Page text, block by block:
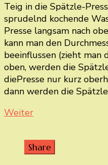
Teig in die Spätzle-
sprudelnd kochende
Presse langsam nach
kann man den
beeinflussen (zieht man
oben, werden die
diePresse nur kurz
dann werden die
Weiter
Share